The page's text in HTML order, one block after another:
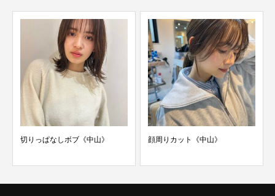
切りっぱなしボブ《中山》 顔周りカット《中山》